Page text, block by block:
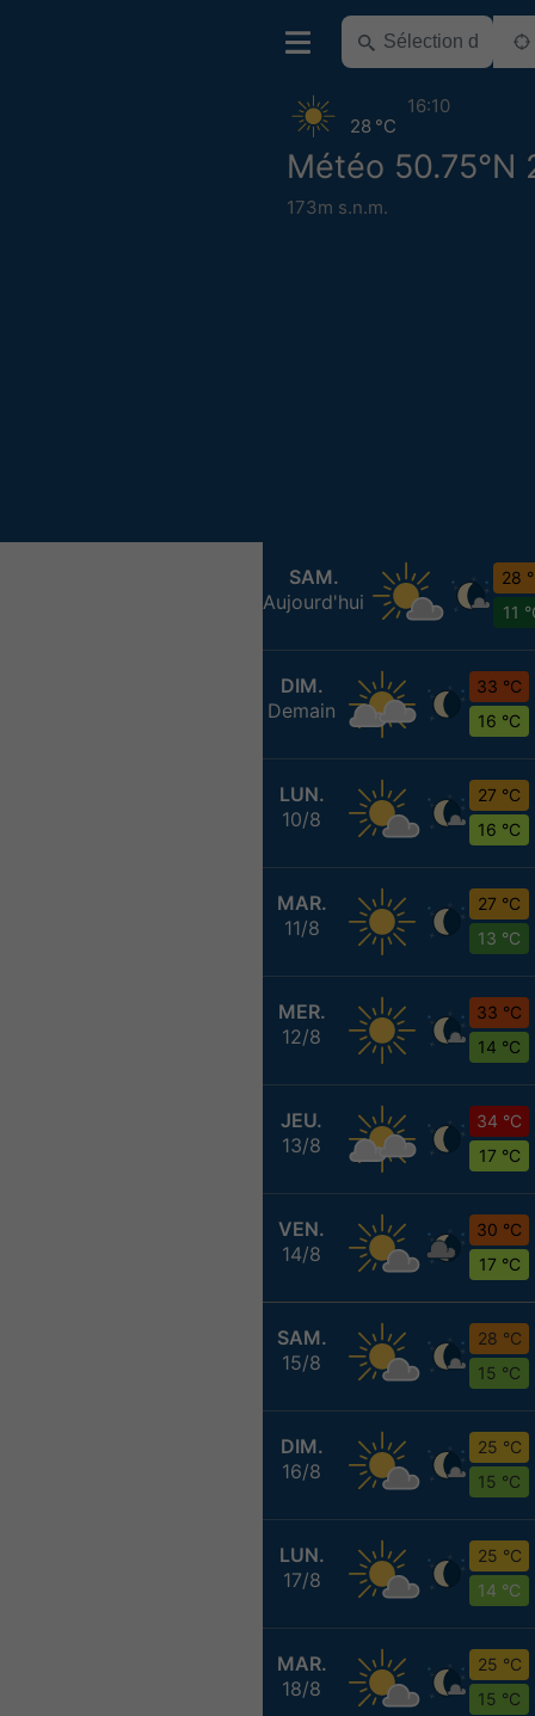
Météo 50.75°N
173m s.n.m.
28 °C
16:10
SAM.
Aujourd'hui
28
11
DIM.
Demain
33 °C
16 °C
LUN.
10/8
27 °C
16 °C
MAR.
11/8
27 °C
13 °C
MER.
12/8
33 °C
14 °C
JEU.
13/8
34 °C
17 °C
VEN.
14/8
30 °C
17 °C
SAM.
15/8
28 °C
15 °C
DIM.
16/8
25 °C
15 °C
LUN.
17/8
25 °C
14 °C
MAR.
18/8
25 °C
15 °C